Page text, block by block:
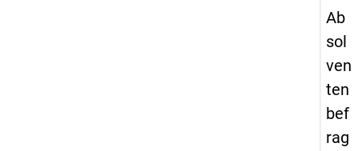
Ab
sol
ven
ten
bef
rag